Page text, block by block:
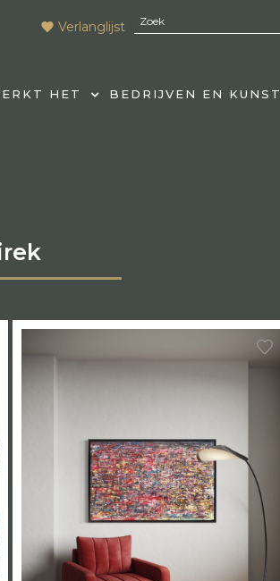
Verlanglijst
HET BEDRIJVEN EN KUNST